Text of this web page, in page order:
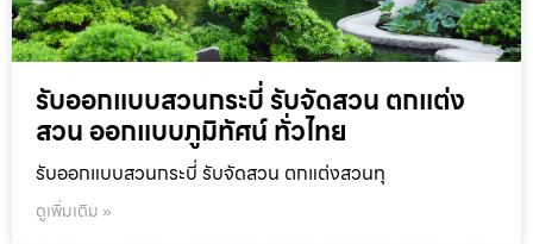
รับออกแบบสวนกระบี่ รับจัดสวน ตกแต่ง
สวน ออกแบบภูมิทัศน์ ทั่วไทย
รับออกแบบสวนกระบี่ รับจัดสวน ตกแต่งสวนทุ
ดูเพิ่มเติม »